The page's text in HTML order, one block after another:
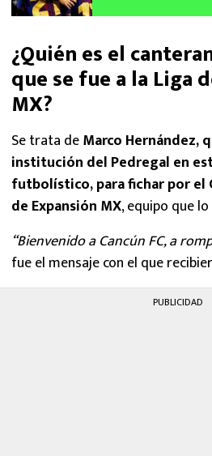
¿Quién es el
que se fue a la Liga
MX?
Se trata deMarco Hernández,
institución del Pedregal en
futbolístico, para fichar por el
de Expansión MX, equipo que
“Bienvenido a Cancún FC, a
fue el mensaje con el que
PUBLICIDAD